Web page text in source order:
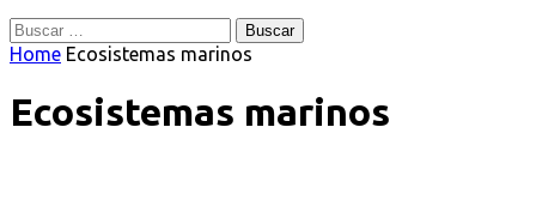
Buscar:
Home Ecosistemas marinos
Ecosistemas marinos